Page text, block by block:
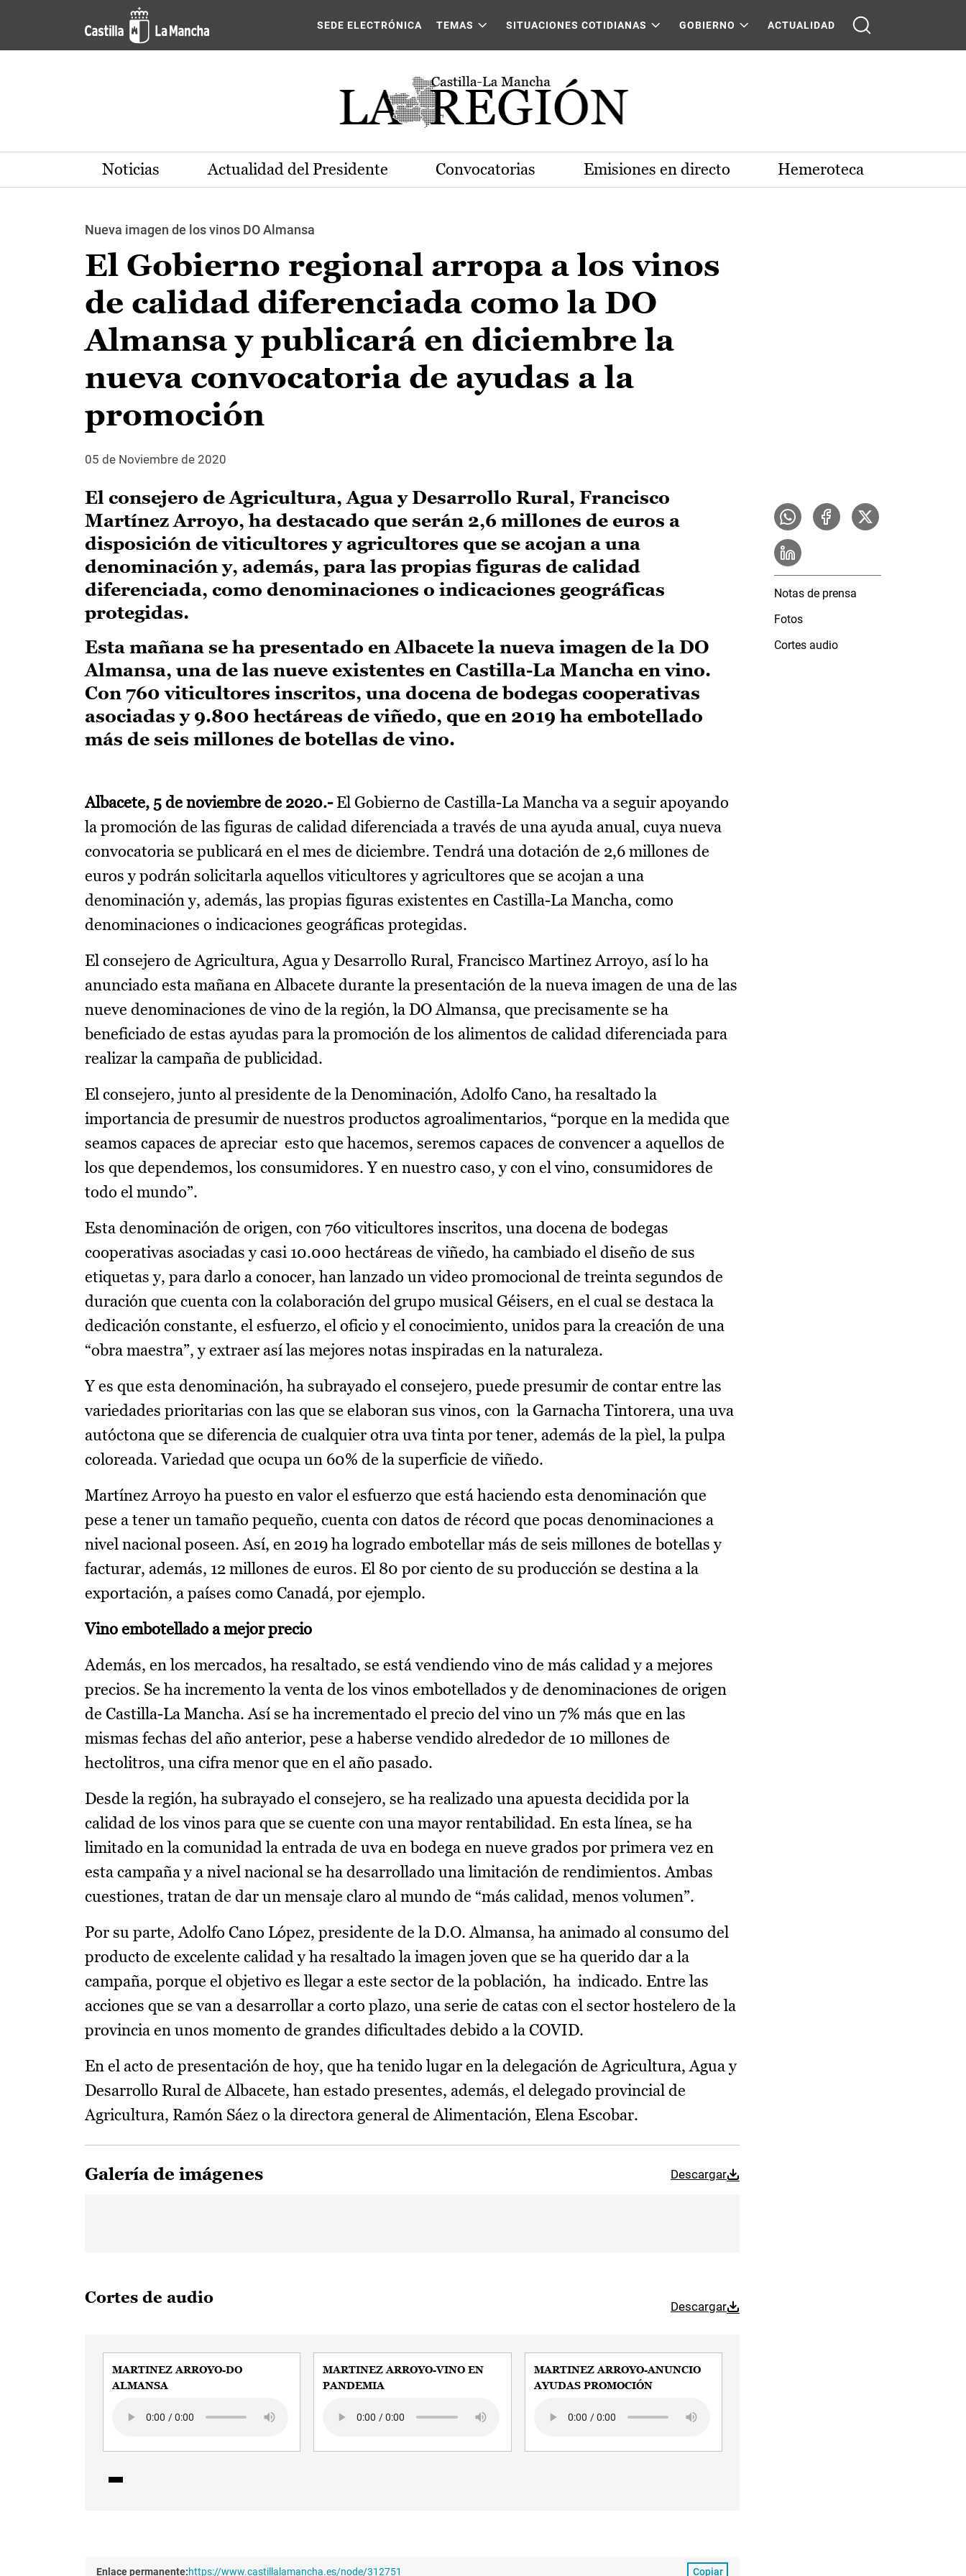
Pasar al contenido principal
SEDE ELECTRÓNICA TEMAS SITUACIONES COTIDIANAS GOBIERNO ACTUALIDAD
Noticias Actualidad del Presidente Convocatorias Emisiones en directo Hemeroteca
Nueva imagen de los vinos DO Almansa
El Gobierno regional arropa a los vinos
de calidad diferenciada como la DO
Almansa y publicará en diciembre la
nueva convocatoria de ayudas a la
promoción
05 de Noviembre de 2020
El consejero de Agricultura, Agua y Desarrollo Rural, Francisco
Martínez Arroyo, ha destacado que serán 2,6 millones de euros a
disposición de viticultores y agricultores que se acojan a una
denominación y, además, para las propias figuras de calidad
diferenciada, como denominaciones o indicaciones geográficas
protegidas.
Esta mañana se ha presentado en Albacete la nueva imagen de la DO
Almansa, una de las nueve existentes en Castilla-La Mancha en vino.
Con 760 viticultores inscritos, una docena de bodegas cooperativas
asociadas y 9.800 hectáreas de viñedo, que en 2019 ha embotellado
más de seis millones de botellas de vino.
Albacete, 5 de noviembre de 2020.-El Gobierno de Castilla-La Mancha va a seguir apoyando
la promoción de las figuras de calidad diferenciada a través de una ayuda anual, cuya nueva
convocatoria se publicará en el mes de diciembre. Tendrá una dotación de 2,6 millones de
euros y podrán solicitarla aquellos viticultores y agricultores que se acojan a una
denominación y, además, las propias figuras existentes en Castilla-La Mancha, como
denominaciones o indicaciones geográficas protegidas.
El consejero de Agricultura, Agua y Desarrollo Rural, Francisco Martinez Arroyo, así lo ha
anunciado esta mañana en Albacete durante la presentación de la nueva imagen de una de las
nueve denominaciones de vino de la región, la DO Almansa, que precisamente se ha
beneficiado de estas ayudas para la promoción de los alimentos de calidad diferenciada para
realizar la campaña de publicidad.
El consejero, junto al presidente de la Denominación, Adolfo Cano, ha resaltado la
importancia de presumir de nuestros productos agroalimentarios, “porque en la medida que
seamos capaces de apreciar esto que hacemos, seremos capaces de convencer a aquellos de
los que dependemos, los consumidores. Y en nuestro caso, y con el vino, consumidores de
todo el mundo”.
Esta denominación de origen, con 760 viticultores inscritos, una docena de bodegas
cooperativas asociadas y casi 10.000 hectáreas de viñedo, ha cambiado el diseño de sus
etiquetas y, para darlo a conocer, han lanzado un video promocional de treinta segundos de
duración que cuenta con la colaboración del grupo musical Géisers, en el cual se destaca la
dedicación constante, el esfuerzo, el oficio y el conocimiento, unidos para la creación de una
“obra maestra”, y extraer así las mejores notas inspiradas en la naturaleza.
Y es que esta denominación, ha subrayado el consejero, puede presumir de contar entre las
variedades prioritarias con las que se elaboran sus vinos, con la Garnacha Tintorera, una uva
autóctona que se diferencia de cualquier otra uva tinta por tener, además de la pìel, la pulpa
coloreada. Variedad que ocupa un 60% de la superficie de viñedo.
Martínez Arroyo ha puesto en valor el esfuerzo que está haciendo esta denominación que
pese a tener un tamaño pequeño, cuenta con datos de récord que pocas denominaciones a
nivel nacional poseen. Así, en 2019 ha logrado embotellar más de seis millones de botellas y
facturar, además, 12 millones de euros. El 80 por ciento de su producción se destina a la
exportación, a países como Canadá, por ejemplo.
Vino embotellado a mejor precio
Además, en los mercados, ha resaltado, se está vendiendo vino de más calidad y a mejores
precios. Se ha incremento la venta de los vinos embotellados y de denominaciones de origen
de Castilla-La Mancha. Así se ha incrementado el precio del vino un 7% más que en las
mismas fechas del año anterior, pese a haberse vendido alrededor de 10 millones de
hectolitros, una cifra menor que en el año pasado.
Desde la región, ha subrayado el consejero, se ha realizado una apuesta decidida por la
calidad de los vinos para que se cuente con una mayor rentabilidad. En esta línea, se ha
limitado en la comunidad la entrada de uva en bodega en nueve grados por primera vez en
esta campaña y a nivel nacional se ha desarrollado una limitación de rendimientos. Ambas
cuestiones, tratan de dar un mensaje claro al mundo de “más calidad, menos volumen”.
Por su parte, Adolfo Cano López, presidente de la D.O. Almansa, ha animado al consumo del
producto de excelente calidad y ha resaltado la imagen joven que se ha querido dar a la
campaña, porque el objetivo es llegar a este sector de la población, ha indicado. Entre las
acciones que se van a desarrollar a corto plazo, una serie de catas con el sector hostelero de la
provincia en unos momento de grandes dificultades debido a la COVID.
En el acto de presentación de hoy, que ha tenido lugar en la delegación de Agricultura, Agua y
Desarrollo Rural de Albacete, han estado presentes, además, el delegado provincial de
Agricultura, Ramón Sáez o la directora general de Alimentación, Elena Escobar.
Galería de imágenes Descargar
Cortes de audio Descargar
MARTINEZ ARROYO-DO
ALMANSA
MARTINEZ ARROYO-VINO EN
PANDEMIA
MARTINEZ ARROYO-ANUNCIO
AYUDAS PROMOCIÓN
Enlace permanente:https://www.castillalamancha.es/node/312751 Copiar
Notas de prensa
Fotos
Cortes audio